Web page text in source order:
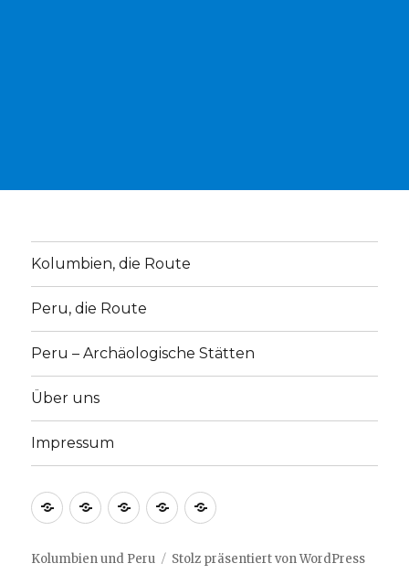
Kolumbien, die Route
Peru, die Route
Peru – Archäologische Stätten
Über uns
Impressum
Kolumbien,
die
Route
Peru,
die
Route
Peru
Archäologische
Über
uns
Impressum
Kolumbien und Peru Stolz präsentiert von WordPress